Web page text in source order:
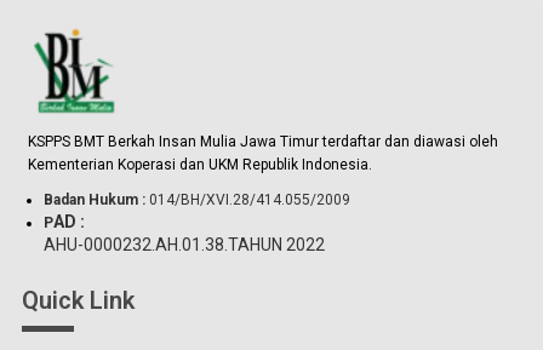
KSPPS BMT Berkah Insan Mulia Jawa Timur terdaftar dan diawasi oleh
Kementerian Koperasi dan UKM Republik Indonesia.
Badan Hukum : 014/BH/XVI.28/414.055/2009
PAD :
AHU-0000232.AH.01.38.TAHUN 2022
Quick Link